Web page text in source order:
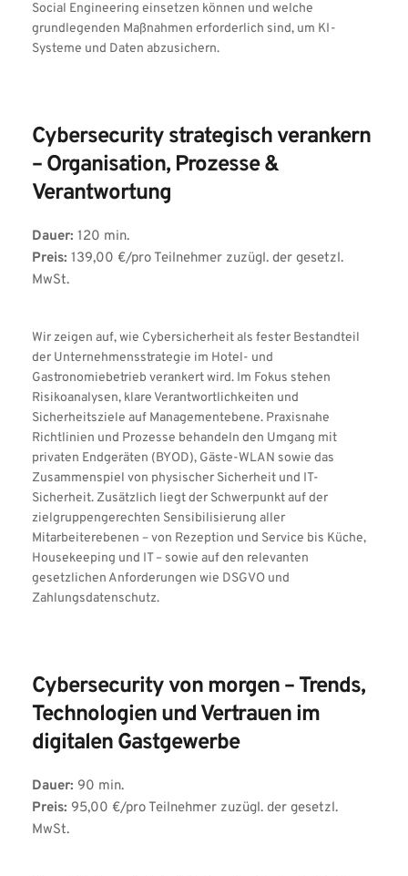
Social Engineering einsetzen können und welche
grundlegenden Maßnahmen erforderlich sind, um KI-
Systeme und Daten abzusichern.
Cybersecurity strategisch verankern
– Organisation, Prozesse &
Verantwortung
Dauer: 120 min.
Preis: 139,00 €/pro Teilnehmer zuzügl. der gesetzl.
MwSt.
Wir zeigen auf, wie Cybersicherheit als fester Bestandteil
der Unternehmensstrategie im Hotel- und
Gastronomiebetrieb verankert wird. Im Fokus stehen
Risikoanalysen, klare Verantwortlichkeiten und
Sicherheitsziele auf Managementebene. Praxisnahe
Richtlinien und Prozesse behandeln den Umgang mit
privaten Endgeräten (BYOD), Gäste-WLAN sowie das
Zusammenspiel von physischer Sicherheit und IT-
Sicherheit. Zusätzlich liegt der Schwerpunkt auf der
zielgruppengerechten Sensibilisierung aller
Mitarbeiterebenen – von Rezeption und Service bis Küche,
Housekeeping und IT – sowie auf den relevanten
gesetzlichen Anforderungen wie DSGVO und
Zahlungsdatenschutz.
Cybersecurity von morgen – Trends,
Technologien und Vertrauen im
digitalen Gastgewerbe
Dauer: 90 min.
Preis: 95,00 €/pro Teilnehmer zuzügl. der gesetzl.
MwSt.